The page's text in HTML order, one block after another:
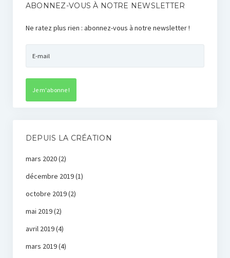
ABONNEZ-VOUS À NOTRE NEWSLETTER
Ne ratez plus rien : abonnez-vous à notre newsletter !
DEPUIS LA CRÉATION
mars 2020(2)
décembre 2019(1)
octobre 2019(2)
mai 2019(2)
avril 2019(4)
mars 2019(4)